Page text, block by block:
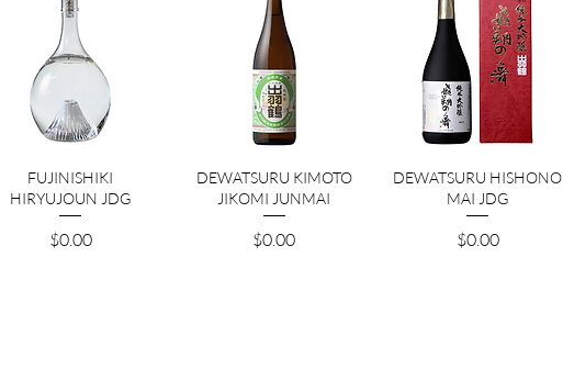
クイックビュー
FUJINISHIKI
HIRYUJOUN JDG
価格
$0.00
クイックビュー
DEWATSURU KIMOTO
JIKOMI JUNMAI
価格
$0.00
クイックビュー
DEWATSURU HISHONO
MAI JDG
価格
$0.00